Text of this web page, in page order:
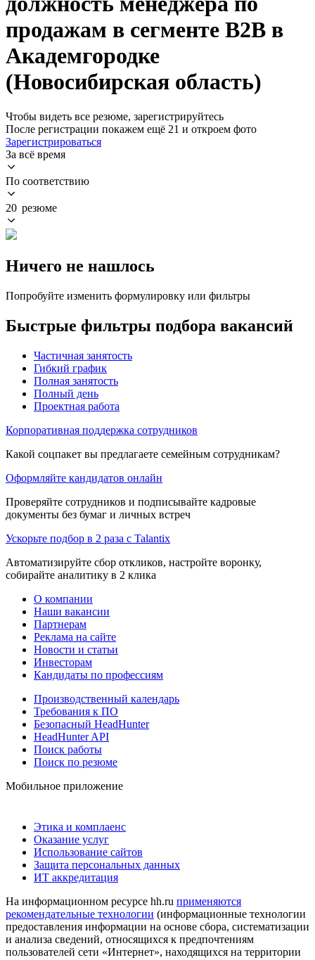
продажам в сегменте B2B в
Академгородке
(Новосибирская область)
Чтобы видеть все резюме, зарегистрируйтесь
После регистрации покажем ещё 21 и откроем фото
Зарегистрироваться
За всё время
По соответствию
20 резюме
Ничего не нашлось
Попробуйте изменить формулировку или фильтры
Быстрые фильтры подбора вакансий
Частичная занятость
Гибкий график
Полная занятость
Полный день
Проектная работа
Корпоративная поддержка сотрудников
Какой соцпакет вы предлагаете семейным сотрудникам?
Оформляйте кандидатов онлайн
Проверяйте сотрудников и подписывайте кадровые
документы без бумаг и личных встреч
Ускорьте подбор в 2 раза с Talantix
Автоматизируйте сбор откликов, настройте воронку,
собирайте аналитику в 2 клика
О компании
Наши вакансии
Партнерам
Реклама на сайте
Новости и статьи
Инвесторам
Кандидаты по профессиям
Производственный календарь
Требования к ПО
Безопасный HeadHunter
HeadHunter API
Поиск работы
Поиск по резюме
Мобильное приложение
Этика и комплаенс
Оказание услуг
Использование сайтов
Защита персональных данных
ИТ аккредитация
На информационном ресурсе hh.ru применяются
рекомендательные технологии (информационные технологии
предоставления информации на основе сбора, систематизации
и анализа сведений, относящихся к предпочтениям
пользователей сети «Интернет», находящихся на территории